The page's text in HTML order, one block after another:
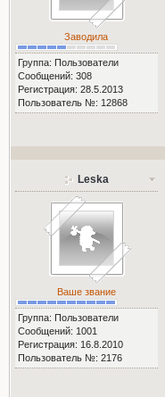
Заводила
Группа: Пользователи
Сообщений: 308
Регистрация: 28.5.2013
Пользователь №: 12868
Leska
Ваше звание
Группа: Пользователи
Сообщений: 1001
Регистрация: 16.8.2010
Пользователь №: 2176